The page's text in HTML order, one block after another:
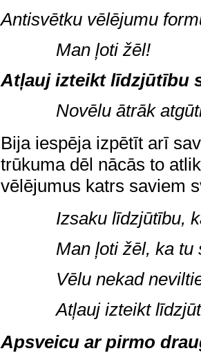
Antisvētku vēlējumu
Man ļoti žēl!
Atļauj izteikt līdzjūtību
Novēlu ātrāk
Bija iespēja izpētīt arī
trūkuma dēl nācās to
vēlējumus katrs saviem
Izsaku līdzjūtību,
Man ļoti žēl, ka tu
Vēlu nekad
Atļauj izteikt
Apsveicu ar pirmo